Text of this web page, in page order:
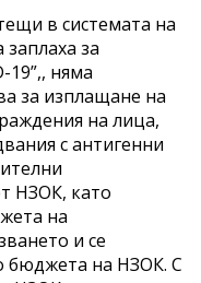
в системата на
за
19”,, няма
за изплащане на
на лица,
с антигенни
НЗОК, като
на
и се
бюджета на НЗОК. С